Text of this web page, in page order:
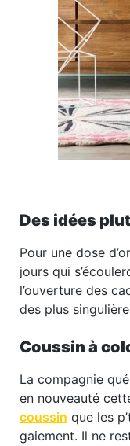
Des idées
Pour une dose
jours qui
l’ouverture des
des plus
Coussin à
La compagnie
en nouveauté
coussin que les
gaiement. Il ne